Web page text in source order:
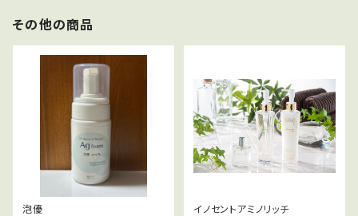
その他の商品
泡優 イノセントアミノリッチ